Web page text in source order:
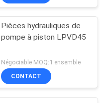
Pièces hydrauliques de
pompe à piston LPVD45
Négociable MOQ:1 ensemble
CONTACT